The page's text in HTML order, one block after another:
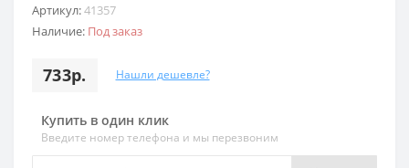
Артикул:41357
Наличие: Под заказ
733р. Нашли дешевле?
Купить в один клик
Введите номер телефона и мы перезвоним